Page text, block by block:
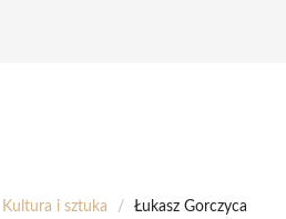
Kultura i sztuka /
Łukasz Gorczyca